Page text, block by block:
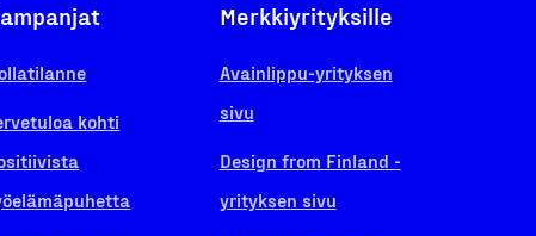
kohti
Merkkiyrityksille
Avainlippu-yrityksen
sivu
Design from Finland -
yrityksen sivu